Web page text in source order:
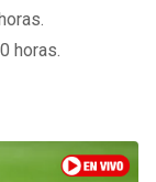
horas.